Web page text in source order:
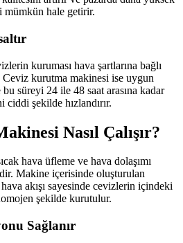
hale getirir.
kuruması hava şartlarına bağlı
kurutma makinesi ise uygun
süreyi 24 ile 48 saat arasına kadar
şekilde hızlandırır.
Nasıl Çalışır?
hava üfleme ve hava dolaşımı
Makine içerisinde oluşturulan
akışı sayesinde cevizlerin içindeki
şekilde kurutulur.
Sağlanır